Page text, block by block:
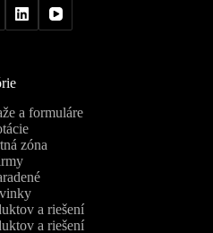
a formuláre
zóna
a riešení
a riešení